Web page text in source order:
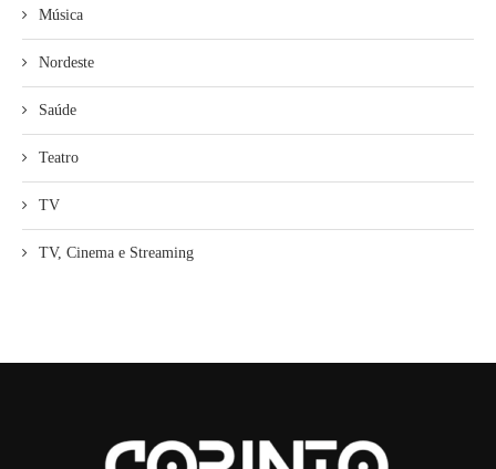
Música
Nordeste
Saúde
Teatro
TV
TV, Cinema e Streaming